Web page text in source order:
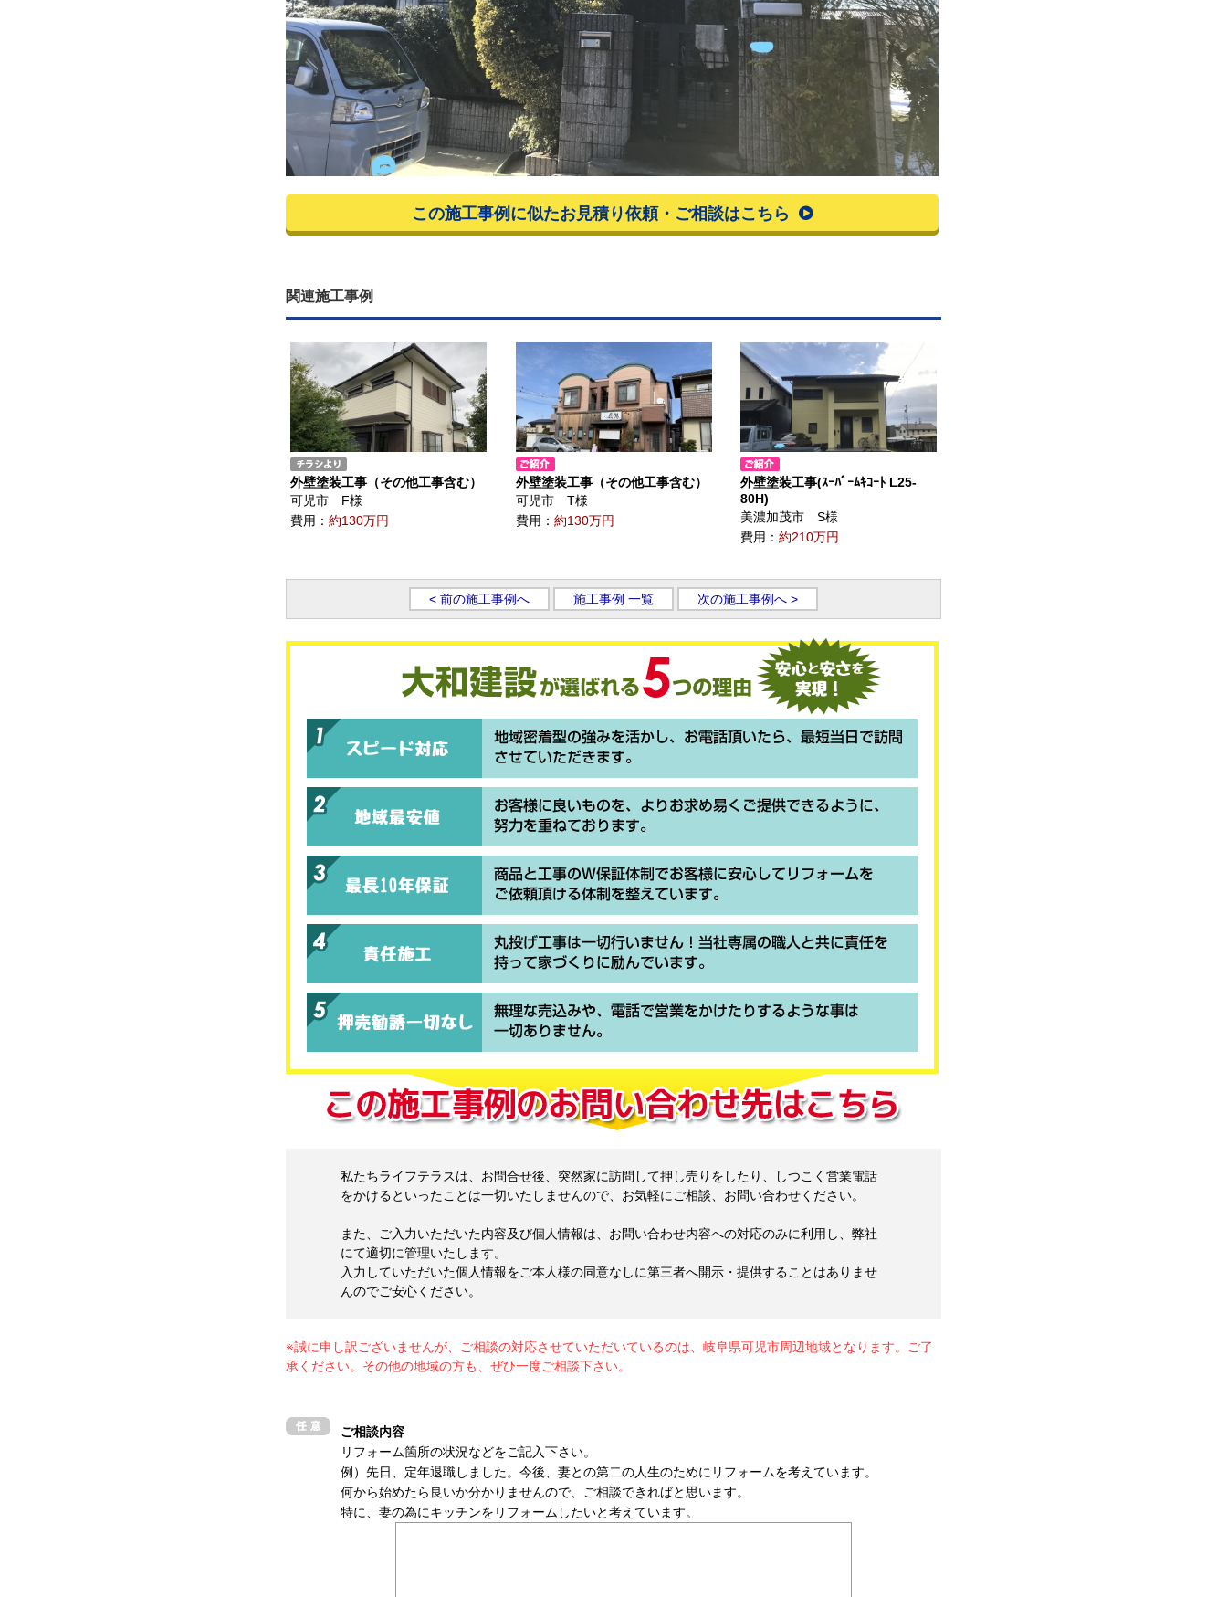
この施工事例に似たお見積り依頼・ご相談はこちら
関連施工事例
外壁塗装工事（その他工事含む）
可児市 F様
費用： 約130万円
外壁塗装工事（その他工事含む）
可児市 T様
費用： 約130万円
外壁塗装工事(ｽｰﾊﾟｰﾑｷｺｰﾄ L25-
80H)
美濃加茂市 S様
費用： 約210万円
< 前の施工事例へ 施工事例 一覧 次の施工事例へ >
私たちライフテラスは、お問合せ後、突然家に訪問して押し売りをしたり、しつこく営業電話
をかけるといったことは一切いたしませんので、お気軽にご相談、お問い合わせください。
また、ご入力いただいた内容及び個人情報は、お問い合わせ内容への対応のみに利用し、弊社
にて適切に管理いたします。
入力していただいた個人情報をご本人様の同意なしに第三者へ開示・提供することはありませ
んのでご安心ください。
※誠に申し訳ございませんが、ご相談の対応させていただいているのは、岐阜県可児市周辺地域となります。ご了
承ください。その他の地域の方も、ぜひ一度ご相談下さい。
ご相談内容
リフォーム箇所の状況などをご記入下さい。
例）先日、定年退職しました。今後、妻との第二の人生のためにリフォームを考えています。
何から始めたら良いか分かりませんので、ご相談できればと思います。
特に、妻の為にキッチンをリフォームしたいと考えています。